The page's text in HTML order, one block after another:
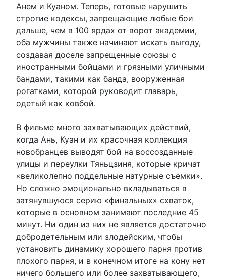
Анем и Куаном. Теперь, готовые нарушить
строгие кодексы, запрещающие любые бои
дальше, чем в 100 ярдах от ворот академии,
оба мужчины также начинают искать выгоду,
создавая доселе запрещенные союзы с
иностранными бойцами и грязными уличными
бандами, такими как банда, вооруженная
рогатками, которой руководит главарь,
одетый как ковбой.
В фильме много захватывающих действий,
когда Ань, Куан и их красочная коллекция
новобранцев выводят бой на воссозданные
улицы и переулки Тяньцзиня, которые кричат ​​
«великолепно поддельные натурные съемки».
Но сложно эмоционально вкладываться в
затянувшуюся серию «финальных» схваток,
которые в основном занимают последние 45
минут. Ни один из них не является достаточно
добродетельным или злодейским, чтобы
установить динамику хорошего парня против
плохого парня, и в конечном итоге на кону нет
ничего большего или более захватывающего,